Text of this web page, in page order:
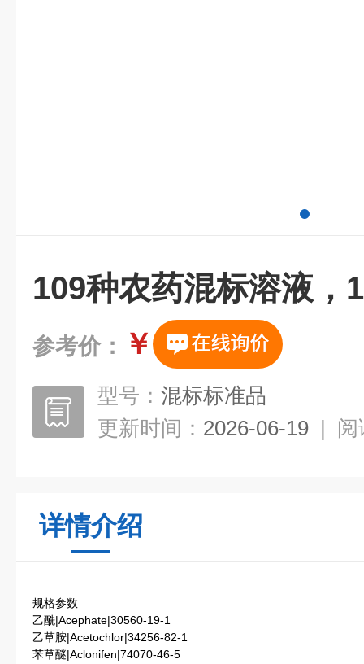
109种农药混标溶液，
参考价： ￥
型号： 混标标准品
更新时间： 2026-06-19 | 阅
详情介绍
规格参数
乙酰|Acephate|30560-19-1
乙草胺|Acetochlor|34256-82-1
苯草醚|Aclonifen|74070-46-5